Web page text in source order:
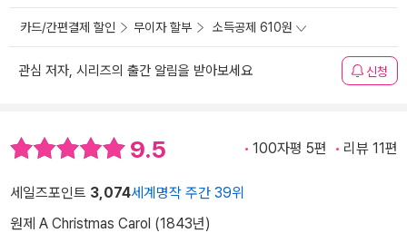
카드/간편결제 할인 무이자 할부 소득공제 610원
관심 저자, 시리즈의 출간 알림을 받아보세요 신청
9.5 100자평 5편 리뷰 11편
세일즈포인트 3,074세계명작 주간 39위
원제 A Christmas Carol (1843년)